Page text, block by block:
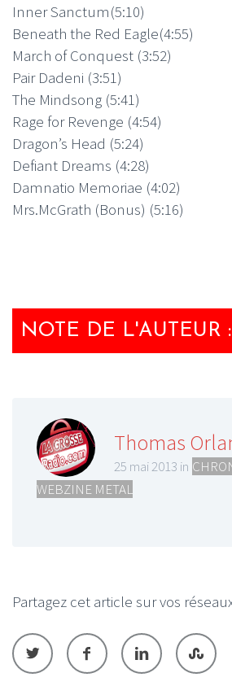
Inner Sanctum(5:10)
Beneath the Red Eagle(4:55)
March of Conquest (3:52)
Pair Dadeni (3:51)
The Mindsong (5:41)
Rage for Revenge (4:54)
Dragon’s Head (5:24)
Defiant Dreams (4:28)
Damnatio Memoriae (4:02)
Mrs.McGrath (Bonus) (5:16)
NOTE DE L'AUTEUR
Thomas
25 mai 2013 in
WEBZINE METAL
Partagez cet article sur vos